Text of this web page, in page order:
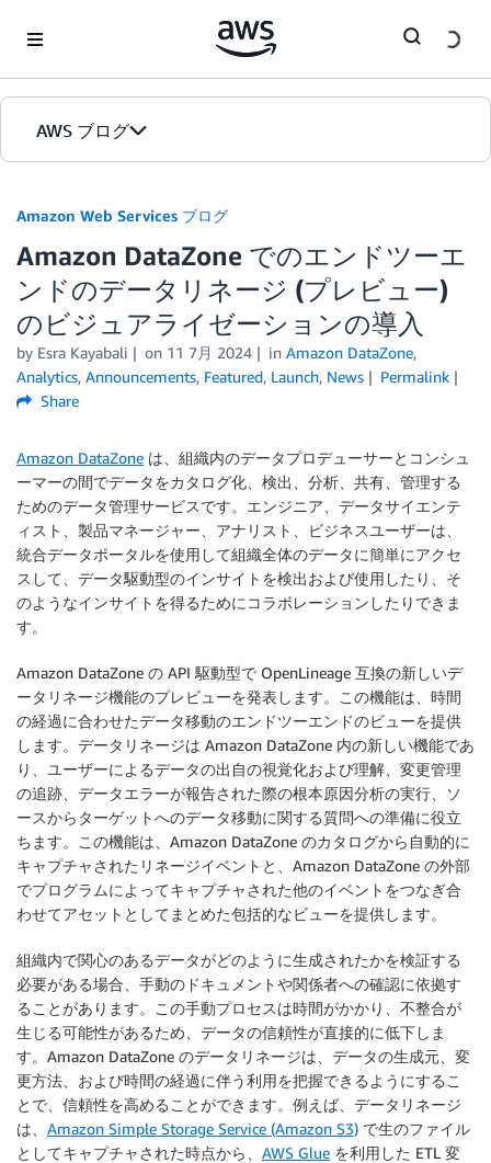
AWS ブログ
カテゴリ
エディション
Amazon Web Services ブログ
Amazon DataZone でのエンドツーエ
ンドのデータリネージ (プレビュー)
のビジュアライゼーションの導入
by Esra Kayabali on 11 7月 2024 in Amazon DataZone,
Analytics, Announcements, Featured, Launch, News
Permalink
Share
Amazon DataZone は、組織内のデータプロデューサーとコンシュ
ーマーの間でデータをカタログ化、検出、分析、共有、管理する
ためのデータ管理サービスです。エンジニア、データサイエンテ
ィスト、製品マネージャー、アナリスト、ビジネスユーザーは、
統合データポータルを使用して組織全体のデータに簡単にアクセ
スして、データ駆動型のインサイトを検出および使用したり、そ
のようなインサイトを得るためにコラボレーションしたりできま
す。
Amazon DataZone の API 駆動型で OpenLineage 互換の新しいデ
ータリネージ機能のプレビューを発表します。この機能は、時間
の経過に合わせたデータ移動のエンドツーエンドのビューを提供
します。データリネージは Amazon DataZone 内の新しい機能であ
り、ユーザーによるデータの出自の視覚化および理解、変更管理
の追跡、データエラーが報告された際の根本原因分析の実行、ソ
ースからターゲットへのデータ移動に関する質問への準備に役立
ちます。この機能は、Amazon DataZone のカタログから自動的に
キャプチャされたリネージイベントと、Amazon DataZone の外部
でプログラムによってキャプチャされた他のイベントをつなぎ合
わせてアセットとしてまとめた包括的なビューを提供します。
組織内で関心のあるデータがどのように生成されたかを検証する
必要がある場合、手動のドキュメントや関係者への確認に依拠す
ることがあります。この手動プロセスは時間がかかり、不整合が
生じる可能性があるため、データの信頼性が直接的に低下しま
す。Amazon DataZone のデータリネージは、データの生成元、変
更方法、および時間の経過に伴う利用を把握できるようにするこ
とで、信頼性を高めることができます。例えば、データリネージ
は、 Amazon Simple Storage Service (Amazon S3) で生のファイル
としてキャプチャされた時点から、 AWS Glue を利用した ETL 変